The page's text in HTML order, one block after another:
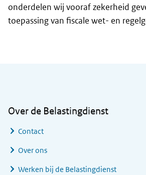
onderdelen wij vooraf zekerheid
toepassing van fiscale wet- en
Over de Belastingdienst
Contact
Over ons
Werken bij de Belastingdienst